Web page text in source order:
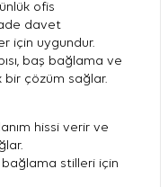
ofis
davet
için uygundur.
baş bağlama ve
bir çözüm sağlar.
hissi verir ve
stilleri için